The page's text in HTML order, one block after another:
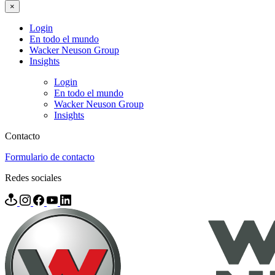
×
Login
En todo el mundo
Wacker Neuson Group
Insights
Login
En todo el mundo
Wacker Neuson Group
Insights
Contacto
Formulario de contacto
Redes sociales